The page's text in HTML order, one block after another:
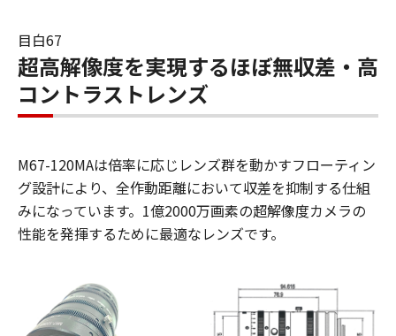
目白67
超高解像度を実現するほぼ無収差・高
コントラストレンズ
M67-120MAは倍率に応じレンズ群を動かすフローティン
グ設計により、全作動距離において収差を抑制する仕組
みになっています。1億2000万画素の超解像度カメラの
性能を発揮するために最適なレンズです。